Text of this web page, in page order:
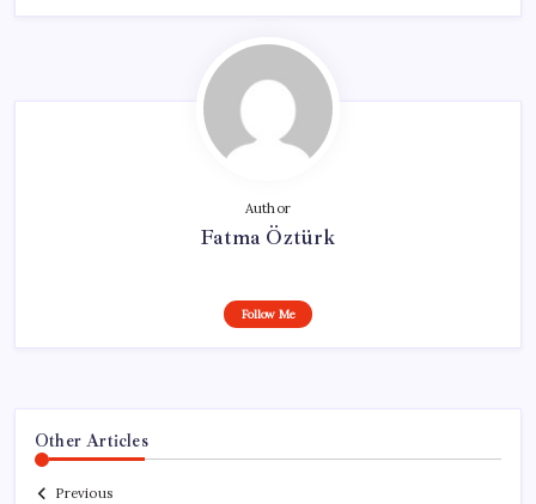
Author
Fatma Öztürk
Follow Me
Other Articles
Previous